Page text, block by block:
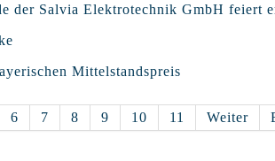
der Salvia Elektrotechnik GmbH feiert
Mittelstandspreis
6 7 8 9 10 11 Weiter